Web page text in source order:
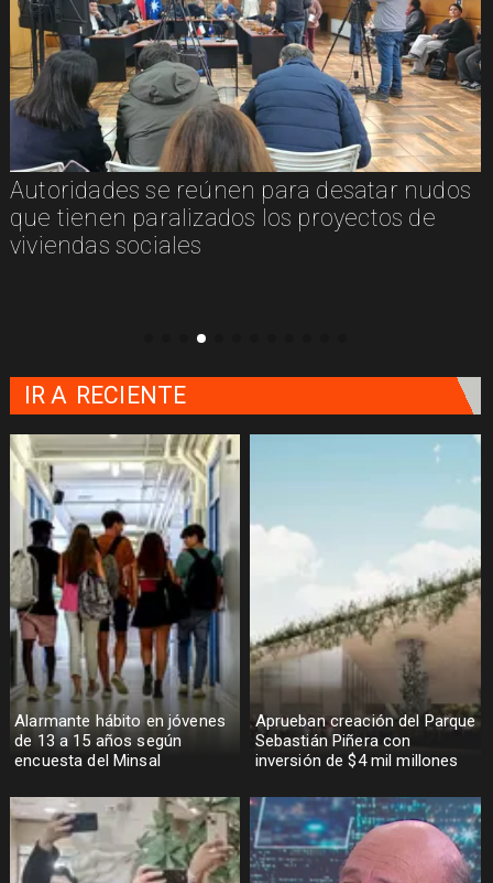
Autoridades se reúnen para desatar nudos
que tienen paralizados los proyectos de
viviendas sociales
Alarmante hábito en jóvenes
de 13 a 15 años según
encuesta del Minsal
Aprueban creación del Parque
Sebastián Piñera con
inversión de $4 mil millones
IR A RECIENTE